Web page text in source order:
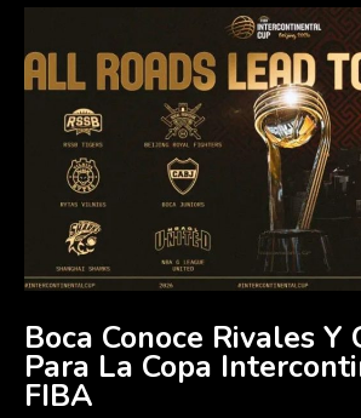
Boca Conoce Rivales Y
Para La Copa
FIBA